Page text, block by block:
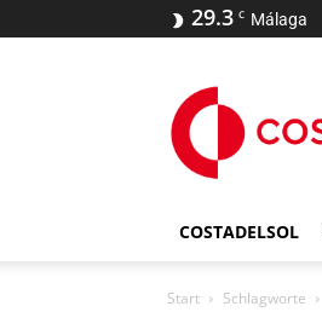
29.3 C Málaga
COSTADELSOL
Start Schlagworte